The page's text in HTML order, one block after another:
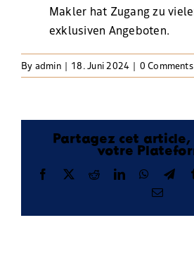
Makler hat Zugang zu
exklusiven Angeboten.
By admin | 18. Juni 2024 | 0 Comments
Partagez cet article,
votre
Facebook
X RedditLinkedIn
Email